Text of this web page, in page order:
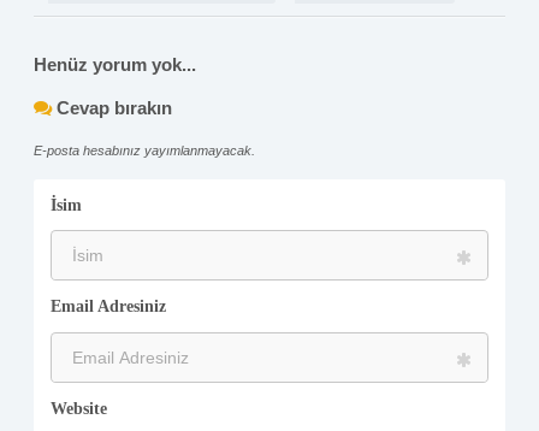
Henüz yorum yok...
Cevap bırakın
E-posta hesabınız yayımlanmayacak.
İsim
Email Adresiniz
Website